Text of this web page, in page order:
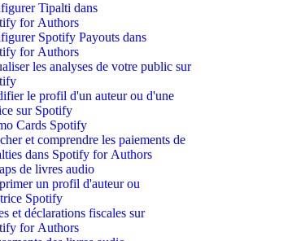
Tipalti dans
for Authors
Spotify Payouts dans
for Authors
les analyses de votre public sur
le profil d'un auteur ou d'une
sur Spotify
Cards Spotify
et comprendre les paiements de
dans Spotify for Authors
de livres audio
un profil d'auteur ou
Spotify
et déclarations fiscales sur
for Authors